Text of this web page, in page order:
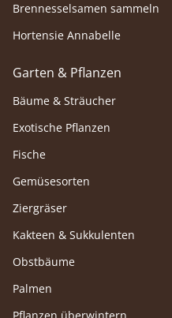
Brennesselsamen sammeln
Hortensie Annabelle
Garten & Pflanzen
Bäume & Sträucher
Exotische Pflanzen
Fische
Gemüsesorten
Ziergräser
Kakteen & Sukkulenten
Obstbäume
Palmen